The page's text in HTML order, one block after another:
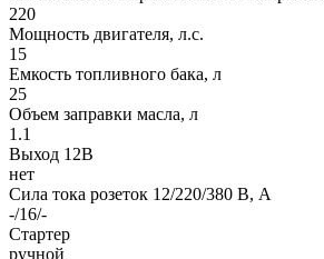
220
Мощность двигателя, л.с.
15
Емкость топливного бака, л
25
Объем заправки масла, л
1.1
Выход 12В
нет
Сила тока розеток 12/220/380 В, А
-/16/-
Стартер
ручной